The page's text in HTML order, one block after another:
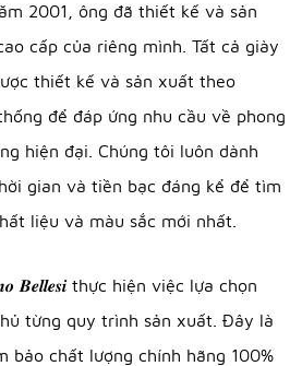
2001, ông đã thiết kế và sản
cấp của riêng mình. Tất cả giày
thiết kế và sản xuất theo
để đáp ứng nhu cầu về phong
hiện đại. Chúng tôi luôn dành
gian và tiền bạc đáng kể để tìm
liệu và màu sắc mới nhất.
𝑩𝒆𝒍𝒍𝒆𝒔𝒊 thực hiện việc lựa chọn
từng quy trình sản xuất. Đây là
bảo chất lượng chính hãng 100%